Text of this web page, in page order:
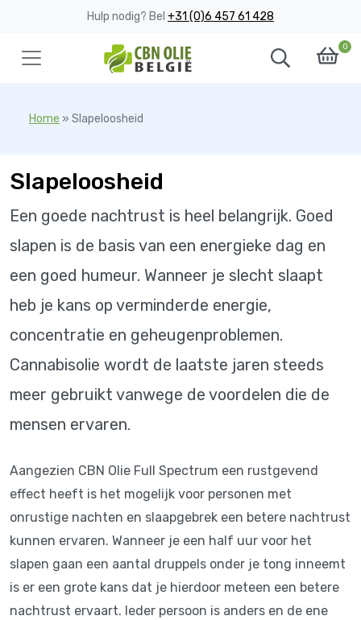
Hulp nodig? Bel +31 (0)6 457 61 428
0
Home » Slapeloosheid
Slapeloosheid
Een goede nachtrust is heel belangrijk. Goed
slapen is de basis van een energieke dag en
een goed humeur. Wanneer je slecht slaapt
heb je kans op verminderde energie,
concentratie en geheugenproblemen.
Cannabisolie wordt de laatste jaren steeds
meer gebruikt vanwege de voordelen die de
mensen ervaren.
Aangezien CBN Olie Full Spectrum een rustgevend
effect heeft is het mogelijk voor personen met
onrustige nachten en slaapgebrek een betere nachtrust
kunnen ervaren. Wanneer je een half uur voor het
slapen gaan een aantal druppels onder je tong inneemt
is er een grote kans dat je hierdoor meteen een betere
nachtrust ervaart. Ieder persoon is anders en de ene